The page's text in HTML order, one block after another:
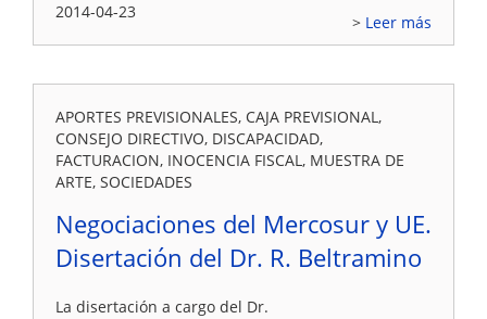
2014-04-23
Leer más
APORTES PREVISIONALES, CAJA PREVISIONAL,
CONSEJO DIRECTIVO, DISCAPACIDAD,
FACTURACION, INOCENCIA FISCAL, MUESTRA DE
ARTE, SOCIEDADES
Negociaciones del Mercosur y UE.
Disertación del Dr. R. Beltramino
La disertación a cargo del Dr.